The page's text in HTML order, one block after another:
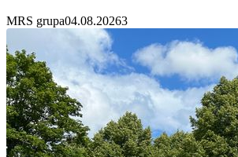
MRS grupa04.08.20263